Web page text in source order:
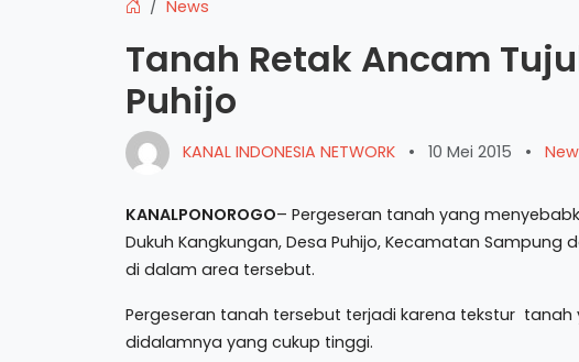
News
Tanah Retak Ancam
Puhijo
KANAL INDONESIA NETWORK • 10 Mei 2015 •
KANALPONOROGO– Pergeseran tanah yang
Dukuh Kangkungan, Desa Puhijo, Kecamatan
di dalam area tersebut.
Pergeseran tanah tersebut terjadi karena tekstur
didalamnya yang cukup tinggi.